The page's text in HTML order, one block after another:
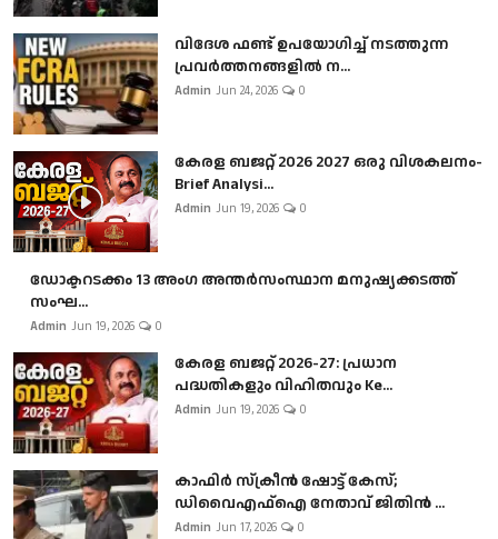
വിദേശ ഫണ്ട് ഉപയോഗിച്ച് നടത്തുന്ന
പ്രവർത്തനങ്ങളിൽ ന...
Admin Jun 24, 2026 0
കേരള ബജറ്റ് 2026 2027 ഒരു വിശകലനം-
Brief Analysi...
Admin Jun 19, 2026 0
ഡോക്ടറടക്കം 13 അംഗ അന്തർസംസ്ഥാന മനുഷ്യക്കടത്ത്
സംഘ...
Admin Jun 19, 2026 0
കേരള ബജറ്റ് 2026-27: പ്രധാന
പദ്ധതികളും വിഹിതവും Ke...
Admin Jun 19, 2026 0
കാഫിർ സ്‌ക്രീൻ ഷോട്ട് കേസ്;
ഡിവൈഎഫ്ഐ നേതാവ് ജിതിൻ ...
Admin Jun 17, 2026 0